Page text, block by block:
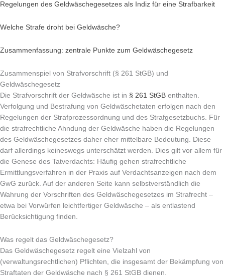
Regelungen des Geldwäschegesetzes als Indiz für eine Strafbarkeit
Welche Strafe droht bei Geldwäsche?
Zusammenfassung: zentrale Punkte zum Geldwäschegesetz
Zusammenspiel von Strafvorschrift (§ 261 StGB) und
Geldwäschegesetz
Die Strafvorschrift der Geldwäsche ist in § 261 StGB enthalten.
Verfolgung und Bestrafung von Geldwäschetaten erfolgen nach den
Regelungen der Strafprozessordnung und des Strafgesetzbuchs. Für
die strafrechtliche Ahndung der Geldwäsche haben die Regelungen
des Geldwäschegesetzes daher eher mittelbare Bedeutung. Diese
darf allerdings keineswegs unterschätzt werden. Dies gilt vor allem für
die Genese des Tatverdachts: Häufig gehen strafrechtliche
Ermittlungsverfahren in der Praxis auf Verdachtsanzeigen nach dem
GwG zurück. Auf der anderen Seite kann selbstverständlich die
Wahrung der Vorschriften des Geldwäschegesetzes im Strafrecht –
etwa bei Vorwürfen leichtfertiger Geldwäsche – als entlastend
Berücksichtigung finden.
Was regelt das Geldwäschegesetz?
Das Geldwäschegesetz regelt eine Vielzahl von
(verwaltungsrechtlichen) Pflichten, die insgesamt der Bekämpfung von
Straftaten der Geldwäsche nach § 261 StGB dienen.